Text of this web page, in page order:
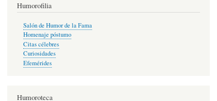
Humorofilia
Salón de Humor de la Fama
Homenaje póstumo
Citas célebres
Curiosidades
Efemérides
Humoroteca